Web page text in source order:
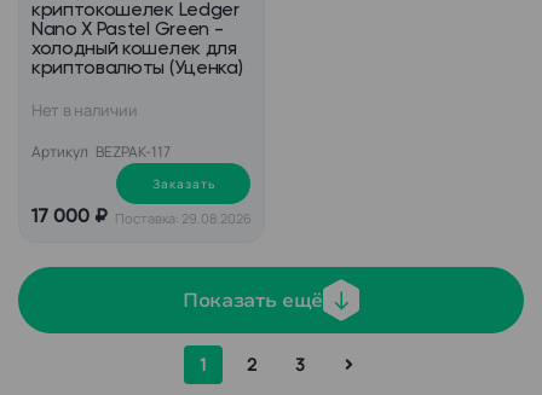
криптокошелек Ledger
Nano X Pastel Green -
холодный кошелек для
криптовалюты (Уценка)
Нет в наличии
Артикул BEZPAK-117
17 000 ₽
Заказать
Поставка: 29.08.2026
Показать ещё
1 2 3